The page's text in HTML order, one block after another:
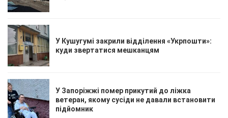
У Кушугумі закрили відділення «Укрпошти»:
куди звертатися мешканцям
У Запоріжжі помер прикутий до ліжка
ветеран, якому сусіди не давали встановити
підйомник